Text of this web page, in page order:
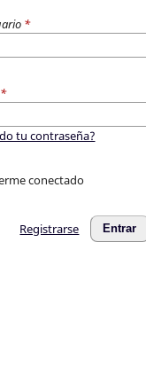
*
*
tu contraseña?
conectado
Entrar
Registrarse